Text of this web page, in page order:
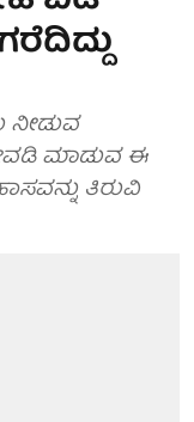
ನೀಡುವ
ಮಾಡುವ ಈ
ತಿರುವಿ